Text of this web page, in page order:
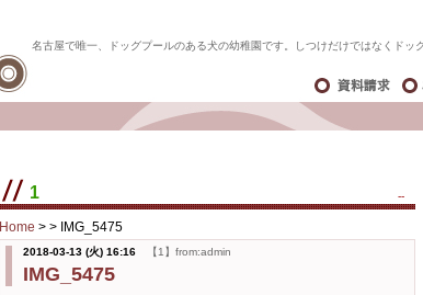
名古屋で唯一、ドッグプールのある犬の幼稚園です。しつけだけではなくドッ
1 --
Home > > IMG_5475
2018-03-13 (火) 16:16 【1】from:admin
IMG_5475